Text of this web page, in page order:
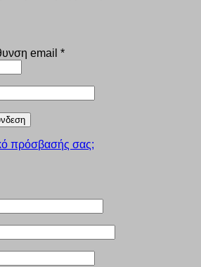
email *Απαιτείται
πρόσβασής σας;